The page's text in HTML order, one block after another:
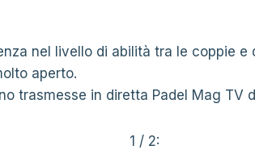
nel livello di abilità tra le coppie
aperto.
trasmesse in diretta Padel Mag TV
1 / 2: